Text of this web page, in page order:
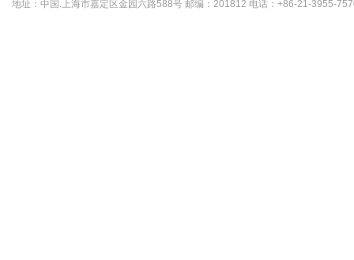
地址：中国.上海市嘉定区金园六路588号 邮编：201812 电话：+86-21-3955-